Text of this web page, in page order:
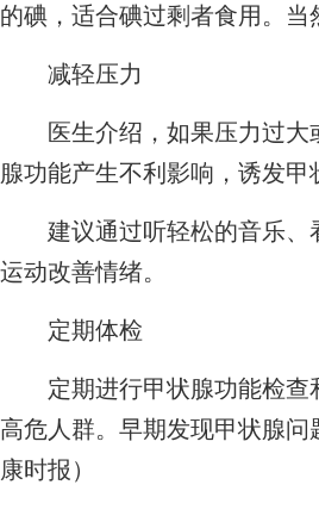
的碘，适合碘过剩者食用。
减轻压力
医生介绍，如果压力过大
腺功能产生不利影响，诱发甲
建议通过听轻松的音乐、
运动改善情绪。
定期体检
定期进行甲状腺功能检查
高危人群。早期发现甲状腺
康时报）